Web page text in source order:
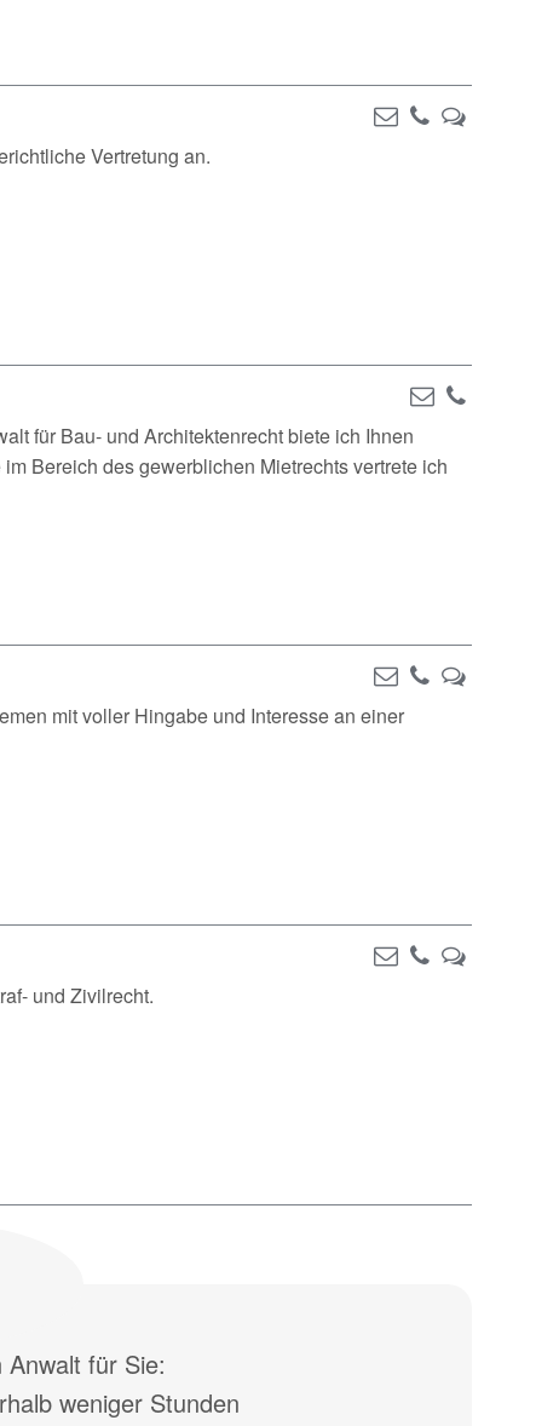
Vertretung an.
für Bau- und Architektenrecht biete ich Ihnen
Bereich des gewerblichen Mietrechts vertrete ich
mit voller Hingabe und Interesse an einer
und Zivilrecht.
für Sie:
weniger Stunden